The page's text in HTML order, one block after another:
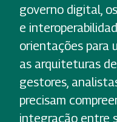
governo digital,
e
orientações para
as arquiteturas
gestores,
precisam
integração entre